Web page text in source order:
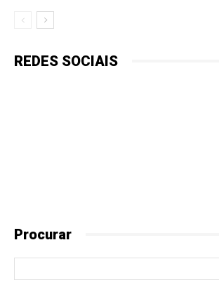
REDES SOCIAIS
Procurar